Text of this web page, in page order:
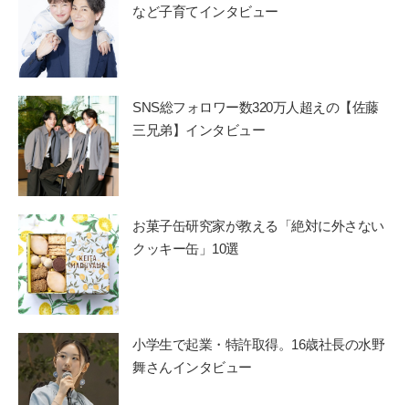
など子育てインタビュー
SNS総フォロワー数320万人超えの【佐藤
三兄弟】インタビュー
お菓子缶研究家が教える「絶対に外さない
クッキー缶」10選
小学生で起業・特許取得。16歳社長の水野
舞さんインタビュー